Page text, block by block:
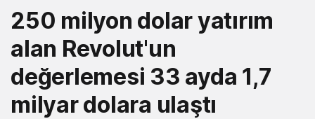
250 milyon dolar yatırım
alan Revolut'un
değerlemesi 33 ayda 1,7
milyar dolara ulaştı